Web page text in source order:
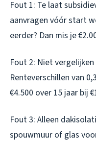
Fout 1: Te laat
aanvragen vóór start
eerder? Dan mis je
Fout 2: Niet
Renteverschillen van
€4.500 over 15 jaar bij
Fout 3: Alleen
spouwmuur of glas